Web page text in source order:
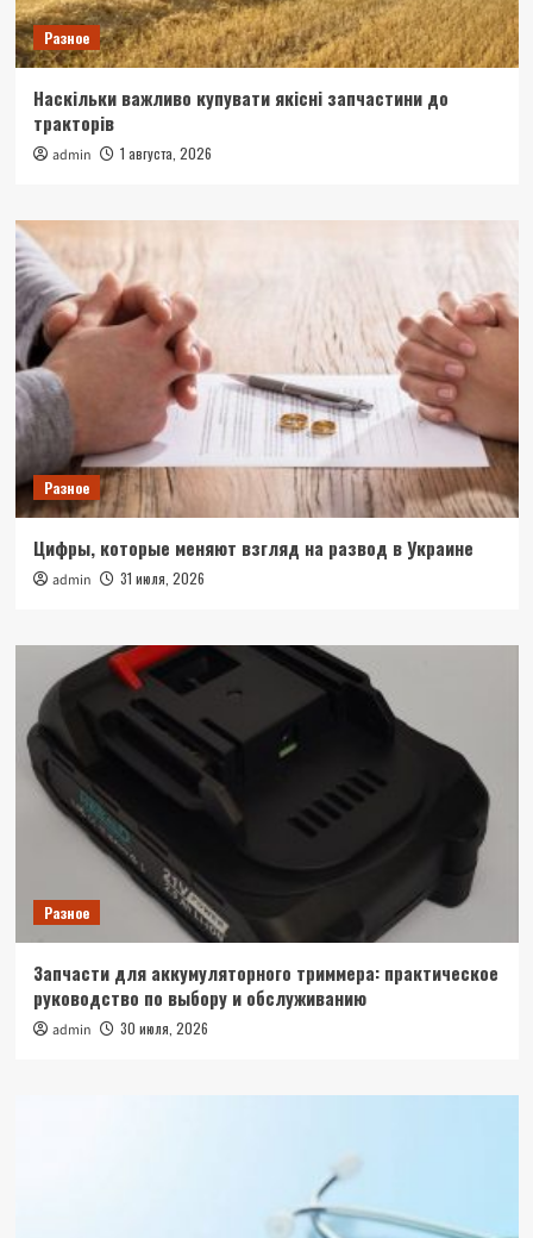
Разное
Наскільки важливо купувати якісні запчастини до
тракторів
admin 1 августа, 2026
Разное
Цифры, которые меняют взгляд на развод в Украине
admin 31 июля, 2026
Разное
Запчасти для аккумуляторного триммера: практическое
руководство по выбору и обслуживанию
admin 30 июля, 2026